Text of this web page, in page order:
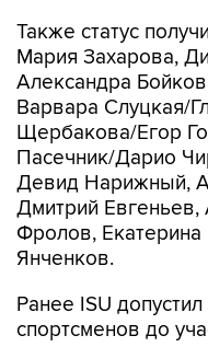
Также статус
Мария Захарова,
Александра
Варвара Слуцкая/
Щербакова/Егор
Пасечник/Дарио
Девид Нарижный,
Дмитрий
Фролов,
Янченков.
Ранее ISU
спортсменов до